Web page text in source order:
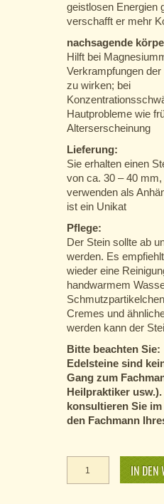
geistlosen Energien
verschafft er mehr
nachsagende
Hilft bei
Verkrampfungen
zu wirken; bei
Hautprobleme wie
Alterserscheinung
Lieferung:
Sie erhalten einen
von ca. 30 – 40
verwenden als
ist ein Unikat
Pflege:
Der Stein sollte ab
werden. Es
wieder eine
handwarmem
Cremes und
werden kann der
Bitte beachten Sie:
Edelsteine sind
Gang zum
Heilpraktiker
konsultieren Sie
den Fachmann
gebohrt
IN DEN